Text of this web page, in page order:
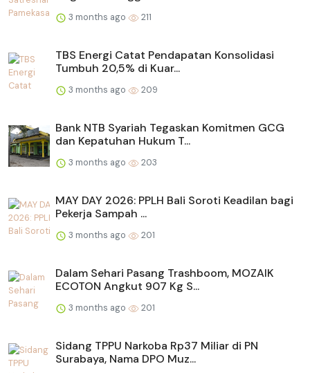
3 months ago 211
TBS Energi Catat Pendapatan Konsolidasi
Tumbuh 20,5% di Kuar...
3 months ago 209
Bank NTB Syariah Tegaskan Komitmen GCG
dan Kepatuhan Hukum T...
3 months ago 203
MAY DAY 2026: PPLH Bali Soroti Keadilan bagi
Pekerja Sampah ...
3 months ago 201
Dalam Sehari Pasang Trashboom, MOZAIK
ECOTON Angkut 907 Kg S...
3 months ago 201
Sidang TPPU Narkoba Rp37 Miliar di PN
Surabaya, Nama DPO Muz...